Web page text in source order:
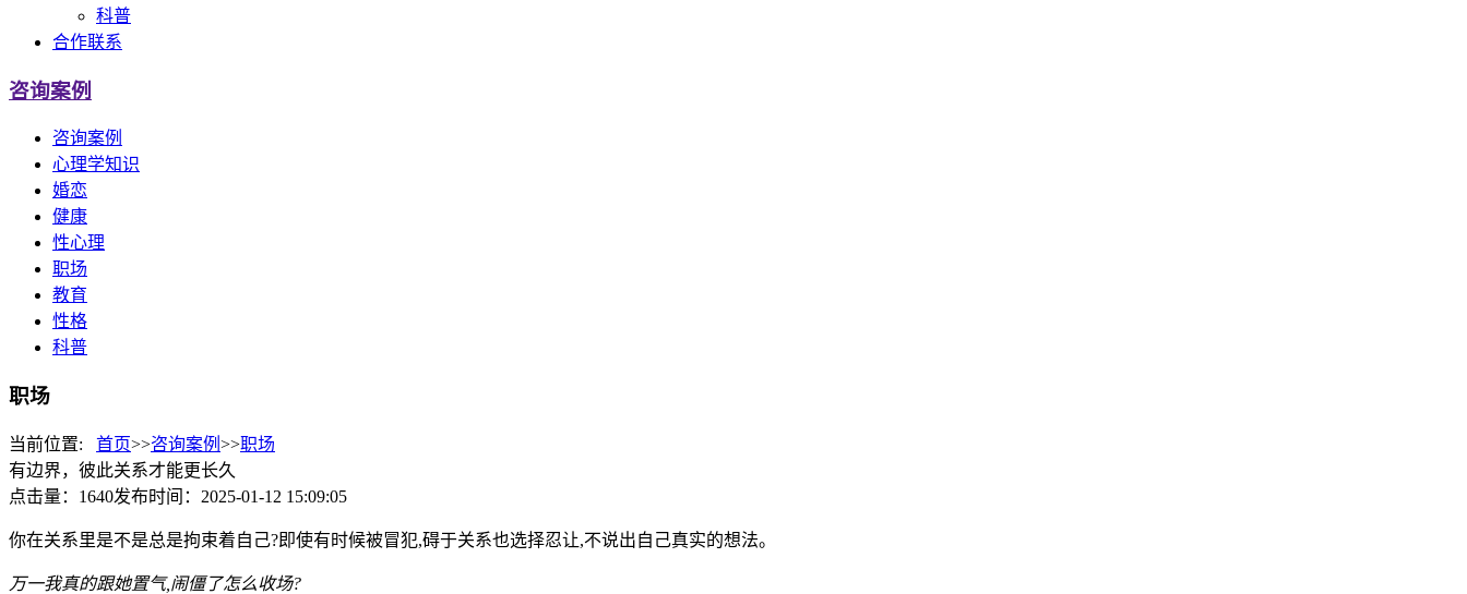
科普
合作联系
咨询案例
咨询案例
心理学知识
婚恋
健康
性心理
职场
教育
性格
科普
职场
当前位置: 首页>>咨询案例 >>职场
有边界，彼此关系才能更长久
点击量：1640发布时间：2025-01-12 15:09:05
你在关系里是不是总是拘束着自己?即使有时候被冒犯,碍于关系也选择忍让,不说出自己真实的想法。
万一我真的跟她置气,闹僵了怎么收场?